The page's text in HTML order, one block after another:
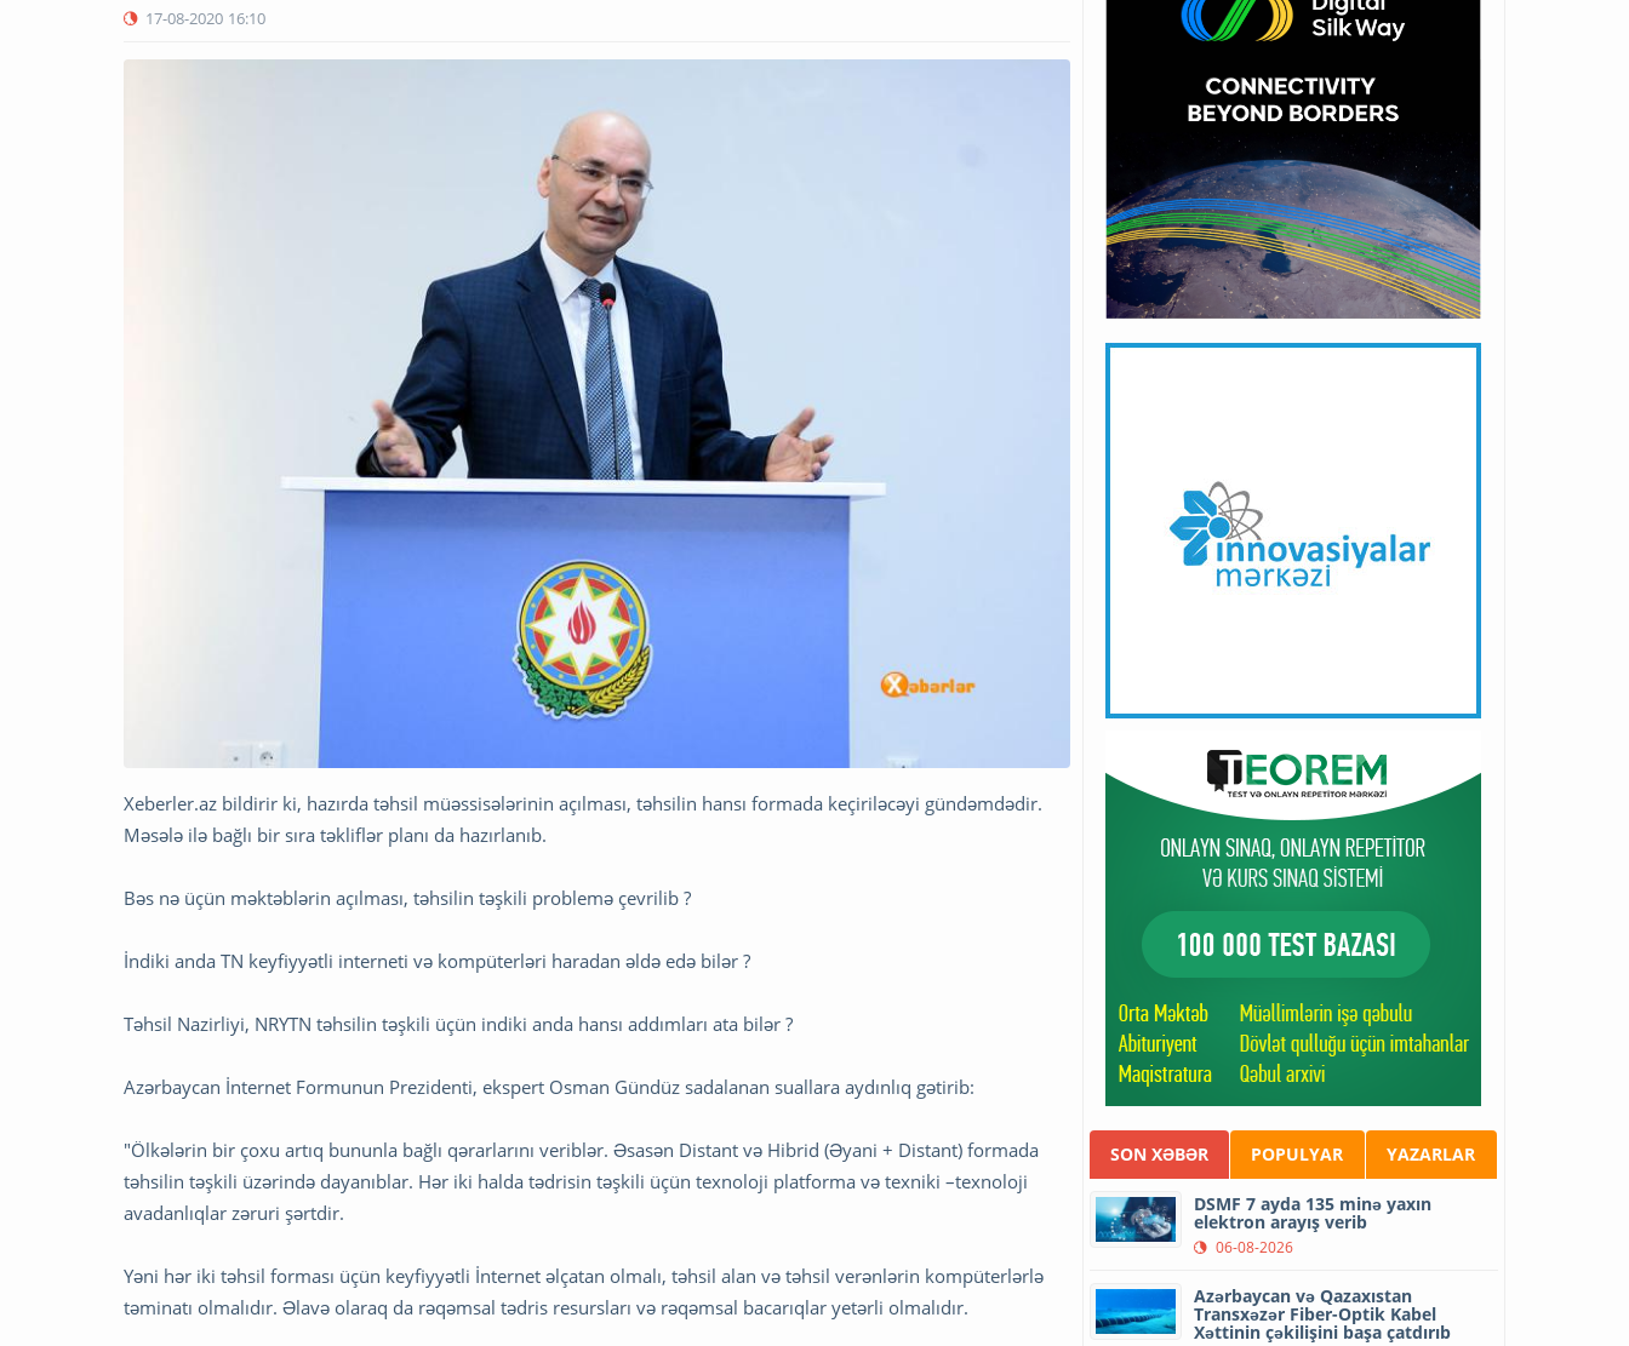
17-08-2020 16:10
Xeberler.az bildirir ki, hazırda təhsil müəssisələrinin açılması, təhsilin hansı formada keçiriləcəyi gündəmdədir.
Məsələ ilə bağlı bir sıra təkliflər planı da hazırlanıb.
Bəs nə üçün məktəblərin açılması, təhsilin təşkili problemə çevrilib ?
İndiki anda TN keyfiyyətli interneti və kompüterləri haradan əldə edə bilər ?
Təhsil Nazirliyi, NRYTN təhsilin təşkili üçün indiki anda hansı addımları ata bilər ?
Azərbaycan İnternet Formunun Prezidenti, ekspert Osman Gündüz sadalanan suallara aydınlıq gətirib:
"Ölkələrin bir çoxu artıq bununla bağlı qərarlarını veriblər. Əsasən Distant və Hibrid (Əyani + Distant) formada
təhsilin təşkili üzərində dayanıblar. Hər iki halda tədrisin təşkili üçün texnoloji platforma və texniki –texnoloji
avadanlıqlar zəruri şərtdir.
Yəni hər iki təhsil forması üçün keyfiyyətli İnternet əlçatan olmalı, təhsil alan və təhsil verənlərin kompüterlərlə
təminatı olmalıdır. Əlavə olaraq da rəqəmsal tədris resursları və rəqəmsal bacarıqlar yetərli olmalıdır.
SON XƏBƏR POPULYAR YAZARLAR
DSMF 7 ayda 135 minə yaxın
elektron arayış verib
06-08-2026
Azərbaycan və Qazaxıstan
Transxəzər Fiber-Optik Kabel
Xəttinin çəkilişini başa çatdırıb